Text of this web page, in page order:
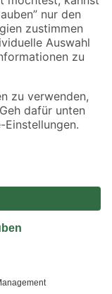
Angebote sind unter
Verfügbarkeiten beziehen
Speditionsversand, hier
widerrufen